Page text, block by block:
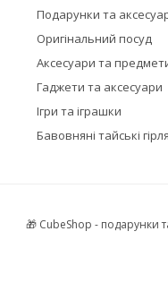
Подарунки та
Оригінальний посуд
Аксесуари та
Гаджети та аксесуари
Ігри та іграшки
Бавовняні тайські